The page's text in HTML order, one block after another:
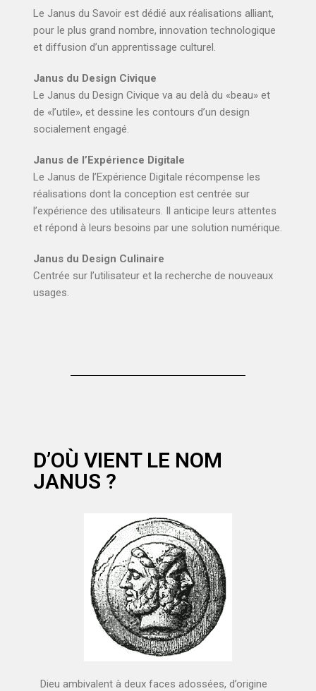
Le Janus du Savoir est dédié aux réalisations alliant,
pour le plus grand nombre, innovation technologique
et diffusion d’un apprentissage culturel.
Janus du Design Civique
Le Janus du Design Civique va au delà du «beau» et
de «l’utile», et dessine les contours d’un design
socialement engagé.
Janus de l’Expérience Digitale
Le Janus de l’Expérience Digitale récompense les
réalisations dont la conception est centrée sur
l’expérience des utilisateurs. Il anticipe leurs attentes
et répond à leurs besoins par une solution numérique.
Janus du Design Culinaire
Centrée sur l’utilisateur et la recherche de nouveaux
usages.
D’OÙ VIENT LE NOM
JANUS ?
Dieu ambivalent à deux faces adossées, d’origine